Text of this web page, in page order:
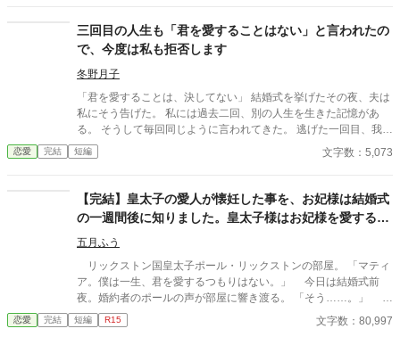
れながら、世界一幸せな王妃になるまでの逆転ラブストーリー。
三回目の人生も「君を愛することはない」と言われたの
で、今度は私も拒否します
冬野月子
「君を愛することは、決してない」 結婚式を挙げたその夜、夫は
私にそう告げた。 私には過去二回、別の人生を生きた記憶があ
る。 そうして毎回同じように言われてきた。 逃げた一回目、我慢
した二回目。いずれも上手くいかなかった。 だから今回は。
恋愛 完結 短編 文字数：5,073
【完結】皇太子の愛人が懐妊した事を、お妃様は結婚式
の一週間後に知りました。皇太子様はお妃様を愛するつ
もりは無いようです。
五月ふう
リックストン国皇太子ポール・リックストンの部屋。 「マティ
ア。僕は一生、君を愛するつもりはない。」 今日は結婚式前
夜。婚約者のポールの声が部屋に響き渡る。 「そう……。」 マ
ティアは小さく笑みを浮かべ、ゆっくりとソファーに身を預け
た。 明日、ポールの花嫁になるはずの彼女の名前はマティ
恋愛 完結 短編 R15 文字数：80,997